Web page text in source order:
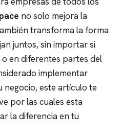
no solo mejora la
transforma la forma
juntos, sin importar si
en diferentes partes del
implementar
negocio, este artículo te
por las cuales esta
la diferencia en tu